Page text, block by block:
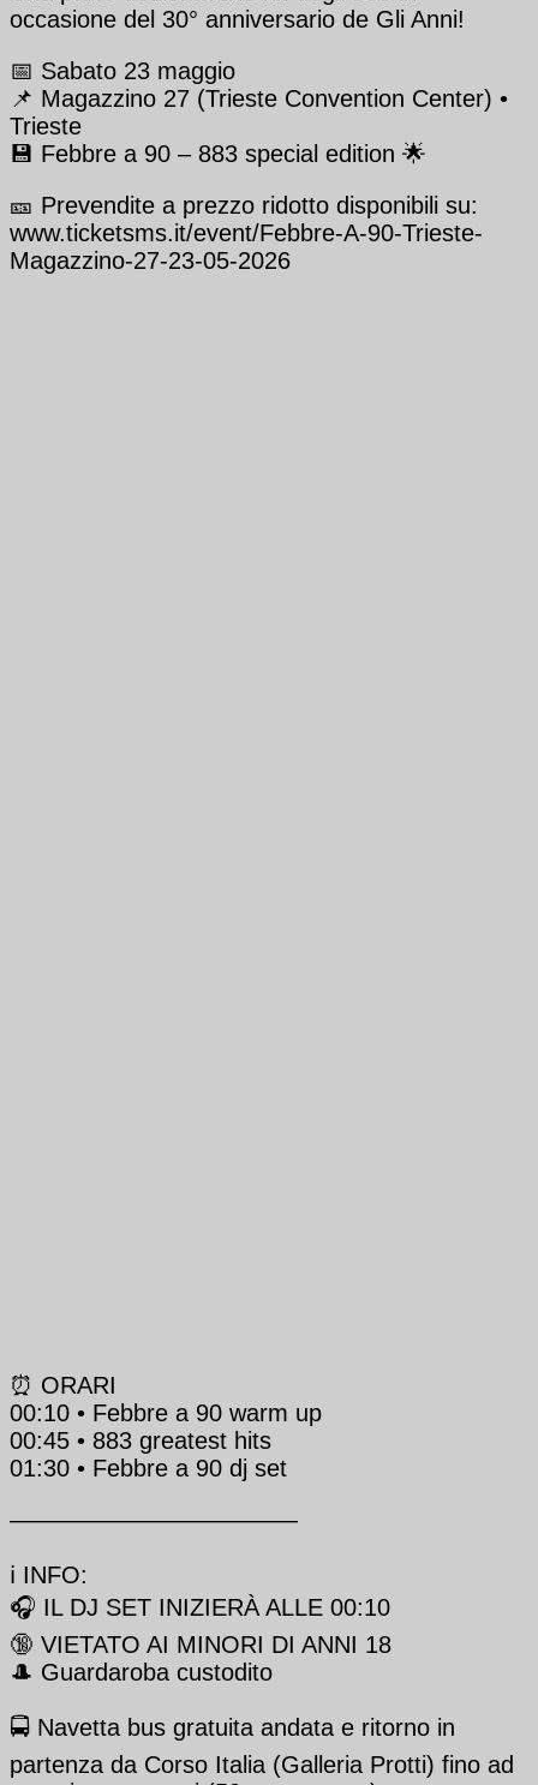
occasione del 30° anniversario de Gli Anni!
📅 Sabato 23 maggio
📌 Magazzino 27 (Trieste Convention Center) •
Trieste
💾 Febbre a 90 – 883 special edition 🌟
🎫 Prevendite a prezzo ridotto disponibili su:
www.ticketsms.it/event/Febbre-A-90-Trieste-
Magazzino-27-23-05-2026
⏰ ORARI
00:10 • Febbre a 90 warm up
00:45 • 883 greatest hits
01:30 • Febbre a 90 dj set
————————————
ℹ️ INFO:
🎧 IL DJ SET INIZIERÀ ALLE 00:10
🔞 VIETATO AI MINORI DI ANNI 18
🎩 Guardaroba custodito
🚍 Navetta bus gratuita andata e ritorno in
partenza da Corso Italia (Galleria Protti) fino ad